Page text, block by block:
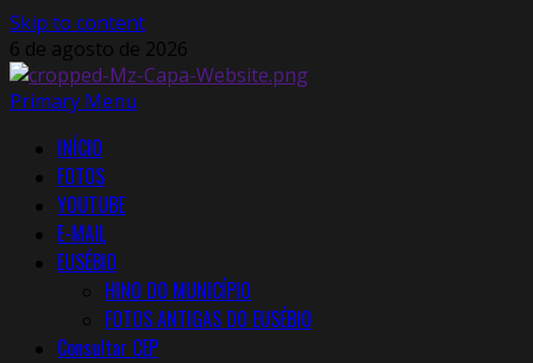
Skip to content
6 de agosto de 2026
Primary Menu
INÍCIO
FOTOS
YOUTUBE
E-MAIL
EUSÉBIO
HINO DO MUNICÍPIO
FOTOS ANTIGAS DO EUSÉBIO
Consultar CEP